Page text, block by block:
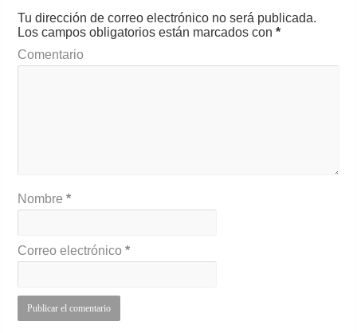
Tu dirección de correo electrónico no será publicada.
Los campos obligatorios están marcados con*
Comentario
Nombre*
Correo electrónico*